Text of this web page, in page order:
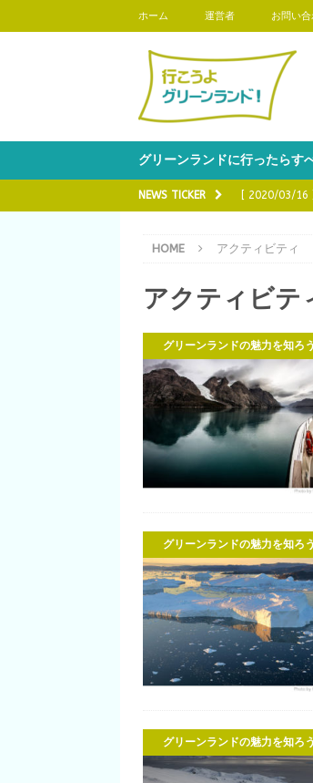
ホーム 運営者 お問い
グリーンランドに行ったらす
NEWS TICKER [ 2020/03/16 ]
う
[ 2020/02/17 ]
[ 2020/04/20 ]
[ 2020/04/06
魅力を知ろう
HOME アクティビティ
アクティビテ
グリーンランドの魅力を知ろう
グリーンランドの魅力を知ろう
グリーンランドの魅力を知ろう